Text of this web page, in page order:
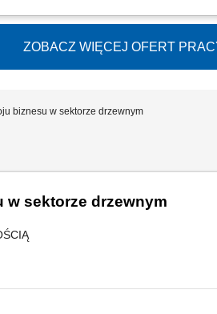
oraz operacyjne zarządzanie
ZOBACZ WIĘCEJ OFERT
biznesu w sektorze drzewnym
w sektorze drzewnym